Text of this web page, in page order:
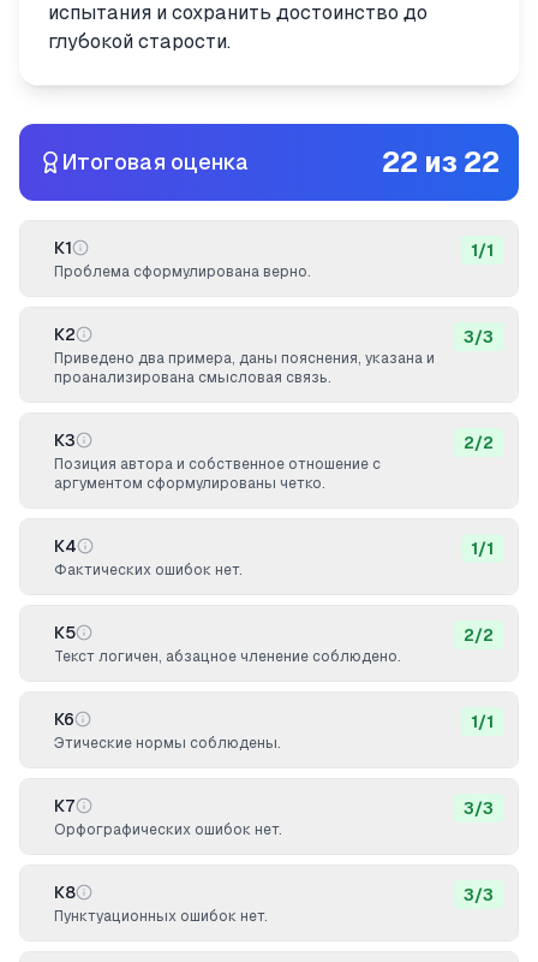
испытания и сохранить достоинство до
глубокой старости.
Итоговая оценка 22 из 22
К1
Проблема сформулирована верно.
1/1
К2
Приведено два примера, даны пояснения, указана и
проанализирована смысловая связь.
3/3
К3
Позиция автора и собственное отношение с
аргументом сформулированы четко.
2/2
К4
Фактических ошибок нет.
1/1
К5
Текст логичен, абзацное членение соблюдено.
2/2
К6
Этические нормы соблюдены.
1/1
К7
Орфографических ошибок нет.
3/3
К8
Пунктуационных ошибок нет.
3/3